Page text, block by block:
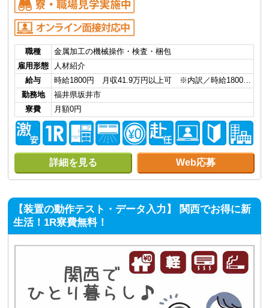
職種
金属加工の機械操作・検査・梱包
雇用形態
人材紹介
給与
時給1800円 月収41.9万円以上可 ※内訳／時給1800…
勤務地
福井県坂井市
寮費
月額0円
詳細を見る Web応募
【装置の動作テスト・データ入力】 関西でお得に新
生活！1R寮費無料！